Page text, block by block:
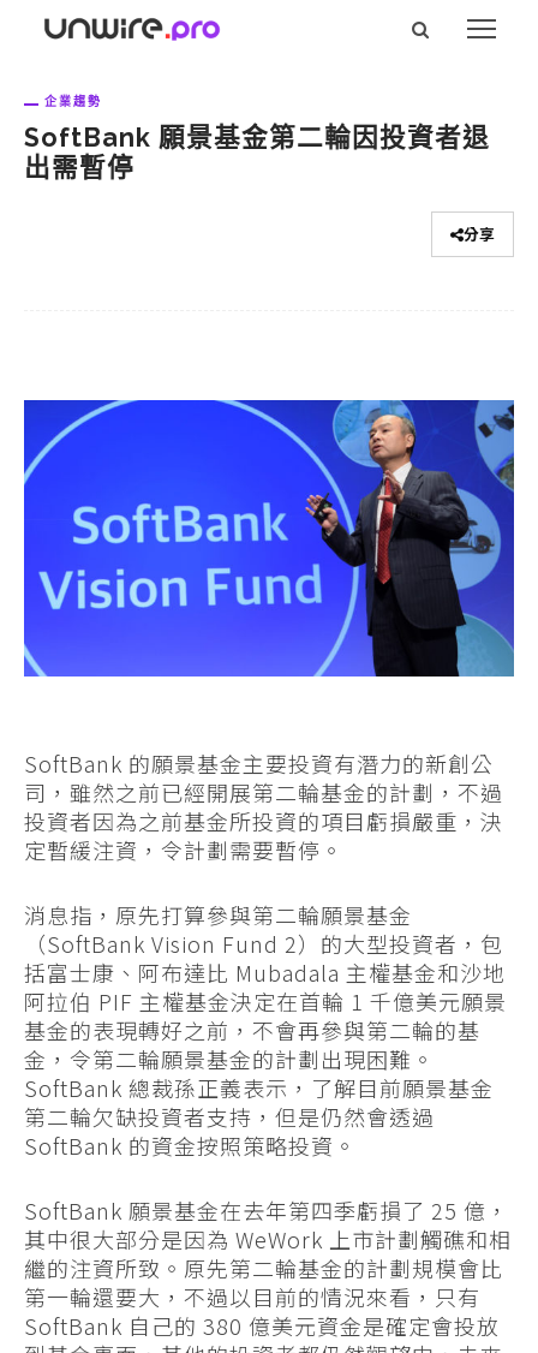
企業趨勢
SoftBank 願景基金第二輪因投資者退
出需暫停
分享
SoftBank 的願景基金主要投資有潛力的新創公
司，雖然之前已經開展第二輪基金的計劃，不過
投資者因為之前基金所投資的項目虧損嚴重，決
定暫緩注資，令計劃需要暫停。
消息指，原先打算參與第二輪願景基金
（SoftBank Vision Fund 2）的大型投資者，包
括富士康、阿布達比 Mubadala 主權基金和沙地
阿拉伯 PIF 主權基金決定在首輪 1 千億美元願景
基金的表現轉好之前，不會再參與第二輪的基
金，令第二輪願景基金的計劃出現困難。
SoftBank 總裁孫正義表示，了解目前願景基金
第二輪欠缺投資者支持，但是仍然會透過
SoftBank 的資金按照策略投資。
SoftBank 願景基金在去年第四季虧損了 25 億，
其中很大部分是因為 WeWork 上市計劃觸礁和相
繼的注資所致。原先第二輪基金的計劃規模會比
第一輪還要大，不過以目前的情況來看，只有
SoftBank 自己的 380 億美元資金是確定會投放